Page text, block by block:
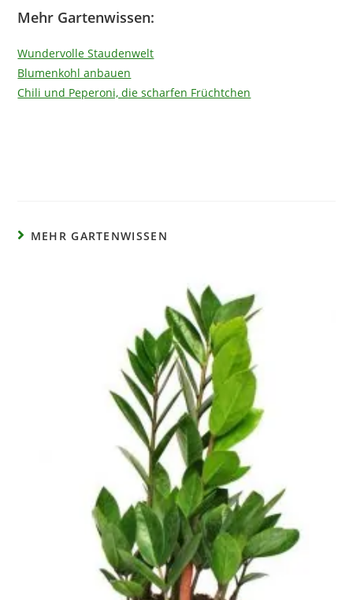
Mehr Gartenwissen:
Wundervolle Staudenwelt
Blumenkohl anbauen
Chili und Peperoni, die scharfen Früchtchen
MEHR GARTENWISSEN